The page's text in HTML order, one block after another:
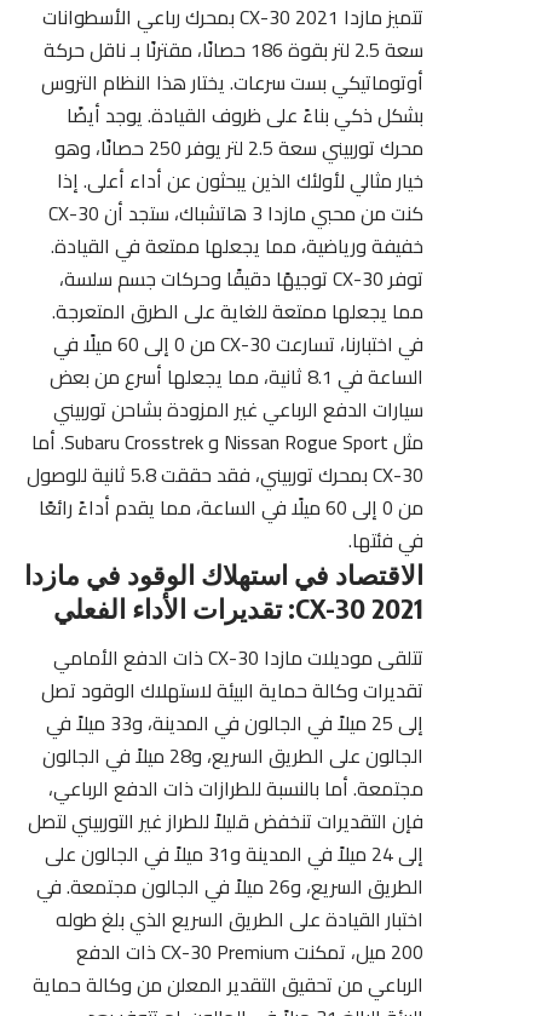
تتميز مازدا CX-30 2021
بمحرك رباعي الأسطوانات
سعة 2.5 لتر بقوة 186 حصانًا، مقترنًا بـ ناقل حركة
أوتوماتيكي بست سرعات. يختار هذا النظام التروس
بشكل ذكي بناءً على ظروف القيادة. يوجد أيضًا
محرك توربيني سعة 2.5 لتر يوفر 250 حصانًا، وهو
خيار مثالي لأولئك الذين يبحثون عن أداء أعلى. إذا
كنت من محبي مازدا 3 هاتشباك، ستجد أن CX-30
خفيفة ورياضية، مما يجعلها ممتعة في القيادة.
توفر CX-30 توجيهًا دقيقًا وحركات جسم سلسة،
مما يجعلها ممتعة للغاية على الطرق المتعرجة.
في اختبارنا، تسارعت CX-30 من 0 إلى 60 ميلًا في
الساعة في 8.1 ثانية، مما يجعلها أسرع من بعض
سيارات الدفع الرباعي غير المزودة بشاحن توربيني
مثل Nissan Rogue Sport و Subaru Crosstrek. أما
CX-30 بمحرك توربيني، فقد حققت 5.8 ثانية للوصول
من 0 إلى 60 ميلًا في الساعة، مما يقدم أداءً رائعًا
في فئتها.
الاقتصاد في استهلاك الوقود في مازدا
CX-30 2021: تقديرات الأداء الفعلي
تتلقى موديلات مازدا CX-30 ذات الدفع الأمامي
تقديرات وكالة حماية البيئة لاستهلاك الوقود تصل
إلى 25 ميلاً في الجالون في المدينة، و33 ميلاً في
الجالون على الطريق السريع، و28 ميلاً في الجالون
مجتمعة. أما بالنسبة للطرازات ذات الدفع الرباعي،
فإن التقديرات تنخفض قليلاً للطراز غير التوربيني لتصل
إلى 24 ميلاً في المدينة و31 ميلاً في الجالون على
الطريق السريع، و26 ميلاً في الجالون مجتمعة. في
اختبار القيادة على الطريق السريع الذي بلغ طوله
200 ميل، تمكنت CX-30 Premium ذات الدفع
الرباعي من تحقيق التقدير المعلن منوكالة حماية